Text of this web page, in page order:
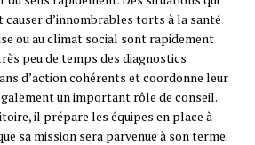
d’innombrables torts à la santé
ou au climat social sont rapidement
peu de temps des diagnostics
d’action cohérents et coordonne leur
un important rôle de conseil.
il prépare les équipes en place à
sa mission sera parvenue à son terme.